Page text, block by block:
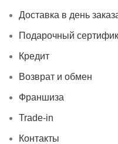
Доставка в день
Подарочный
Кредит
Возврат и обмен
Франшиза
Trade-in
Контакты